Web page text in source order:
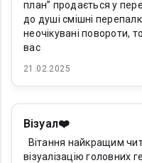
план” продається у
до душі смішні
неочікувані повороти,
вас
21.02.2025
Візуал❤️
візуалізацію головних